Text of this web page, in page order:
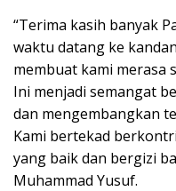
“Terima kasih banyak
waktu datang ke
membuat kami merasa
Ini menjadi semangat
dan mengembangkan
Kami bertekad
yang baik dan bergizi
Muhammad Yusuf.